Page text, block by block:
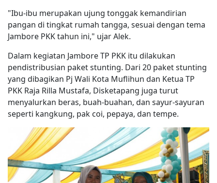
"Ibu-ibu merupakan ujung tonggak kemandirian
pangan di tingkat rumah tangga, sesuai dengan tema
Jambore PKK tahun ini," ujar Alek.
Dalam kegiatan Jambore TP PKK itu dilakukan
pendistribusian paket stunting. Dari 20 paket stunting
yang dibagikan Pj Wali Kota Muflihun dan Ketua TP
PKK Raja Rilla Mustafa, Disketapang juga turut
menyalurkan beras, buah-buahan, dan sayur-sayuran
seperti kangkung, pak coi, pepaya, dan tempe.